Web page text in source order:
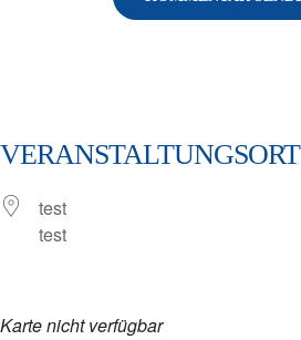
VERANSTALTUNGSORT
test
test
Karte nicht verfügbar